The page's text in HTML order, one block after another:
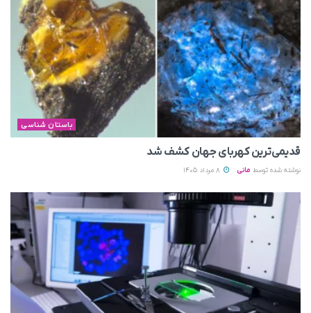
باستان شناسی
قدیمی‌ترین کهربای جهان کشف شد
نوشته شده توسط مانی